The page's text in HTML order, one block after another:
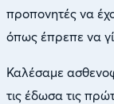
προπονητές να
όπως έπρεπε να
Καλέσαμε
τις έδωσα τις